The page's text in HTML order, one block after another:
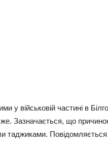
у військовій частині в
Зазначається, що
таджиками. Повідомляється